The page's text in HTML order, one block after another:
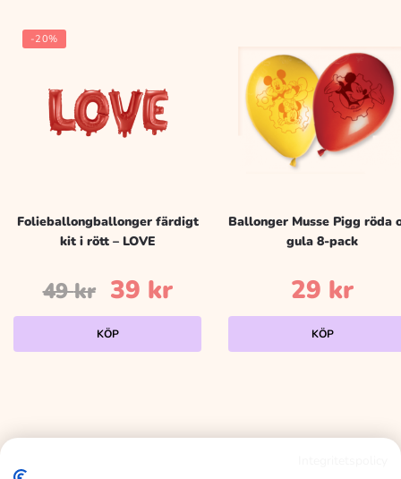
-20%
Folieballongballonger färdigt
kit i rött – LOVE
49kr Det
ursprungliga
39 krDet
nuvarande
KÖP
Ballonger Musse Pigg röda
gula 8-pack
29 kr
KÖP